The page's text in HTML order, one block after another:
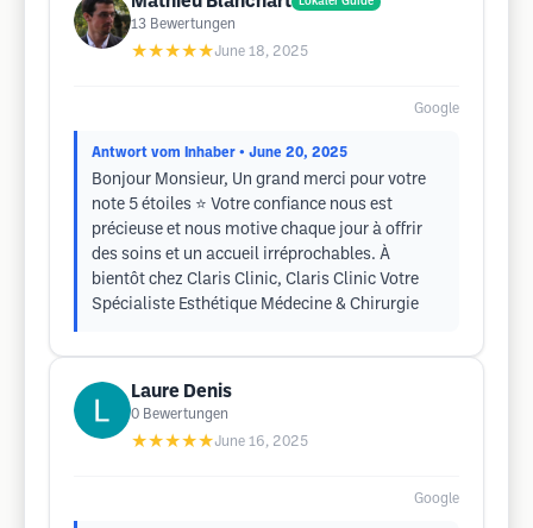
13 Bewertungen
★★★★★June 18, 2025
Google
Antwort vom Inhaber • June 20, 2025
Bonjour Monsieur, Un grand merci pour votre
note 5 étoiles ⭐ Votre confiance nous est
précieuse et nous motive chaque jour à offrir
des soins et un accueil irréprochables. À
bientôt chez Claris Clinic, Claris Clinic Votre
Spécialiste Esthétique Médecine & Chirurgie
Laure Denis
0 Bewertungen
★★★★★June 16, 2025
Google